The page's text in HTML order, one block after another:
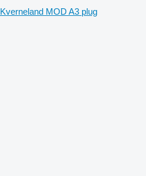
Kverneland MOD A3 plug